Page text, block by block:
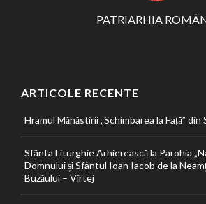
PATRIARHIA
ARTICOLE RECENTE
Hramul Mănăstirii „Schimbarea la Față” din
Sfânta Liturghie Arhierească la Parohia
Domnului și Sfântul Ioan Iacob de la
Buzăului – Vîrtej